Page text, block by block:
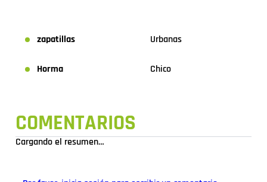
zapatillas Urbanas
Horma Chico
COMENTARIOS
Cargando el resumen…